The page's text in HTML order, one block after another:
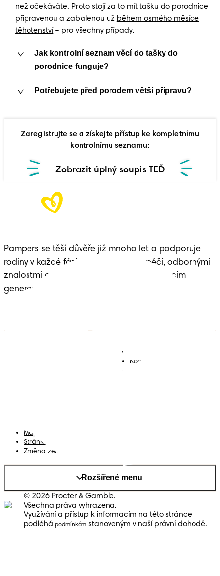
než očekáváte. Proto stojí za to mít tašku do porodnice
připravenou a zabalenou už během osmého měsíce
těhotenství – pro všechny případy.
Jak kontrolní seznam věcí do tašky do
porodnice funguje?
Potřebujete před porodem větší přípravu?
Zaregistrujte se a získejte přístup ke kompletnímu
kontrolnímu seznamu:
Zobrazit úplný soupis TEĎ
Pampers se těší důvěře již mnoho let a podporuje
rodiny v každé fázi života dítěte – s péčí, odbornými
znalostmi a dědictvím předávaným budoucím
generacím.
Kontakt
Mapa stránek
Stránka PG
Změna země/kraje
Rozšířené menu
© 2026 Procter & Gamble.
Všechna práva vyhrazena.
Využívání a přístup k informacím na této stránce
podléhá podmínkám stanoveným v naší právní dohodě.